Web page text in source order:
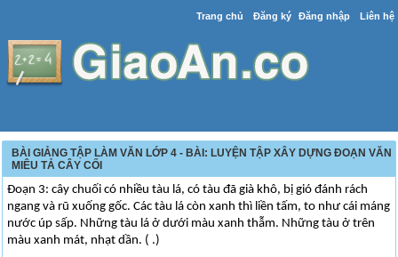
Trang chủ Đăng ký Đăng nhập Liên hệ
BÀI GIẢNG TẬP LÀM VĂN LỚP 4 - BÀI: LUYỆN TẬP XÂY DỰNG ĐOẠN VĂN
MIÊU TẢ CÂY CỐI
Đoạn 3: cây chuối có nhiều tàu lá, có tàu đã già khô, bị gió đánh rách
ngang và rũ xuống gốc. Các tàu lá còn xanh thì liền tấm, to như cái máng
nước úp sấp. Những tàu lá ở dưới màu xanh thẫm. Những tàu ở trên
màu xanh mát, nhạt dần. ( .)